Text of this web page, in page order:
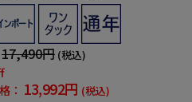
17,490円 (税込)
： 13,992円 (税込)